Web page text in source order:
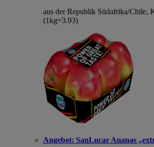
aus der Republik Südafrika/Chile,
(1kg=3.93)
Angebot: SanLucar Ananas